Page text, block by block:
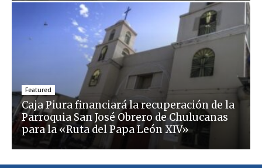
Featured
Caja Piura financiará la recuperación de la
Parroquia San José Obrero de Chulucanas
para la «Ruta del Papa León XIV»